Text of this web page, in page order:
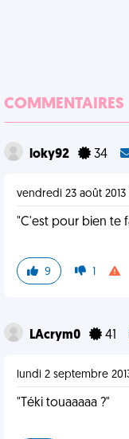
COMMENTAIRES
loky92 34
vendredi 23 août 2013
"C'est pour bien te
9 1
LAcrym0 41
lundi 2 septembre
"Téki touaaaaa ?"